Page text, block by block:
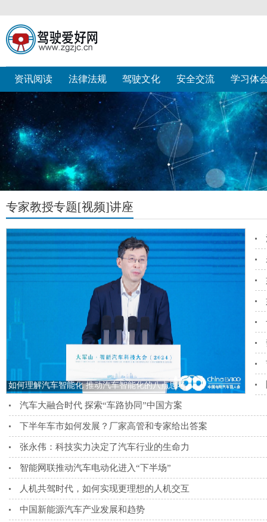
资讯阅读 法律法规 驾驶文化 安全交流 学习体
专家教授专题[视频]讲座
如何理解汽车智能化 推动汽车智能化的八点思考
汽车大融合时代 探索“车路协同”中国方案
下半年车市如何发展？厂家高管和专家给出答案
张永伟：科技实力决定了汽车行业的生命力
智能网联推动汽车电动化进入“下半场”
人机共驾时代，如何实现更理想的人机交互
中国新能源汽车产业发展和趋势